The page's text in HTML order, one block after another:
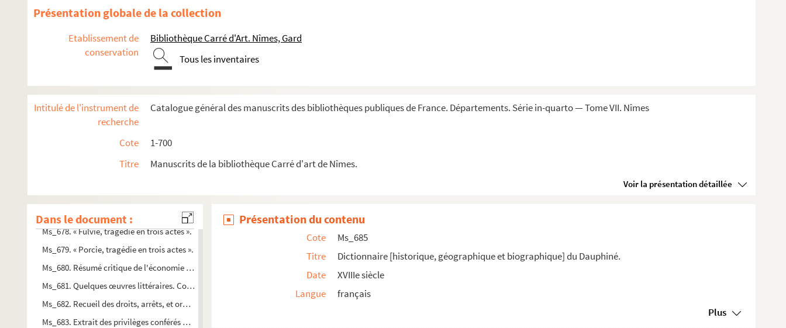
Présentation globale de la collection
Etablissement de
conservation
Bibliothèque Carré d'Art. Nîmes, Gard
Tous les inventaires
Intitulé de l'instrument de
recherche
Catalogue général des manuscrits des bibliothèques publiques de France. Départements. Série in-quarto — Tome VII. Nîmes
Cote
1-700
Titre
Manuscrits de la bibliothèque Carré d'art de Nîmes.
Voir la présentation détaillée
Dans le document :
Ms_666. Oeuvres.
Ms_667. Chansons et poésies diverses.
Ms_668. Carte du cours du Gardon depuis ses sources jusqu'à son embouchure (échelle de 1/200.000).
Ms_669. Quittances délivrées à M. Fajon-Boissière, conseiller à la Cour, au nombre de vingt-deux pour le thé...
Ms_670. Maçonnerie écossaise.
Ms_671. Copie de documents concernant la leyde de Tarascon et ses bénéficiaires.
Ms_672. Registre des payements faits pour les terres situées sur le territoire de Modène (Vaucluse).
Ms_673. « Mémoire pour servir à l'histoire de la ville de Montfrin, par Eugène Trenquier ».
Ms_674. « Guide de Nîmes en vers libres ».
Ms_676. Plan de la ville de Nîmes vers 1825.
Ms_677. Principes d'orchestration et traité de composition musicale, théorique, pratique et physique.
Ms_678. « Fulvie, tragédie en trois actes ».
Ms_679. « Porcie, tragédie en trois actes ».
Ms_680. Résumé critique de l'économie orthodoxe.
Ms_681. Quelques œuvres littéraires. Contes et nouvelles.
Ms_682. Recueil des droits, arrêts, et ordonnances pour la province de Languedoc.
Ms_683. Extrait des privilèges conférés par les rois et reines, comtes et comtesses de Provence, à Antoine d...
Présentation du contenu
Cote
Ms_685
Titre
Dictionnaire [historique, géographique et biographique] du Dauphiné.
Date
XVIIIe siècle
Langue
français
Plus